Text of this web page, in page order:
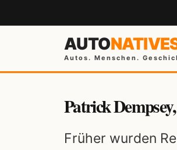
AUTO
Autos. Menschen.
Patrick
Früher wurden